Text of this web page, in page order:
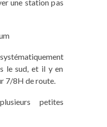
une station pas
le sud, et il y en
7/8H de route.
petites